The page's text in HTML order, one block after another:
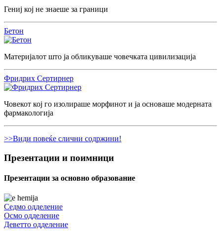
Гениј кој не знаеше за граници
Бетон
Материјалот што ја обликуваше човечката цивилизација
Фридрих Сертирнер
Човекот кој го изолираше морфинот и ја основаше модерната
фармакологија
>>Види повеќе слични содржини!
Презентации и поимници
Презентации за основно образование
Седмо одделение
Осмо одделение
Деветто одделение